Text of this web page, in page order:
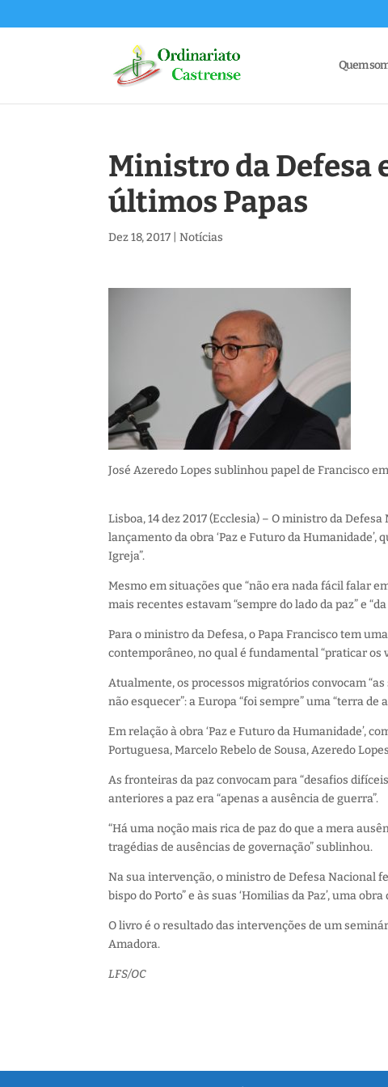
Quem
Ministro da Defesa
últimos Papas
Dez 18, 2017 |Notícias
José Azeredo Lopes sublinhou papel de Francisco
Lisboa, 14 dez 2017 (Ecclesia) – O ministro da
lançamento da obra ‘Paz e Futuro da
Igreja”.
Mesmo em situações que “não era nada fácil falar
mais recentes estavam “sempre do lado da paz” e
Para o ministro da Defesa, o Papa Francisco tem
contemporâneo, no qual é fundamental “praticar
Atualmente, os processos migratórios convocam
não esquecer”: a Europa “foi sempre” uma “terra de
Em relação à obra ‘Paz e Futuro da Humanidade’,
Portuguesa, Marcelo Rebelo de Sousa, Azeredo
As fronteiras da paz convocam para “desafios
anteriores a paz era “apenas a ausência de guerra”.
“Há uma noção mais rica de paz do que a mera
tragédias de ausências de governação” sublinhou.
Na sua intervenção, o ministro de Defesa Nacional
bispo do Porto” e às suas ‘Homilias da Paz’, uma
O livro é o resultado das intervenções de um
Amadora.
LFS/OC